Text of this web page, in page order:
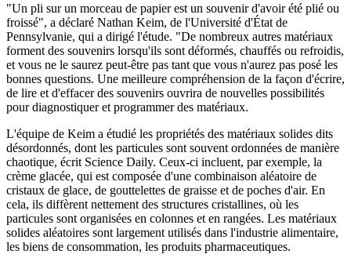
"Un pli sur un morceau de papier est un souvenir d'avoir été plié ou
froissé", a déclaré Nathan Keim, de l'Université d'État de
Pennsylvanie, qui a dirigé l'étude. "De nombreux autres matériaux
forment des souvenirs lorsqu'ils sont déformés, chauffés ou refroidis,
et vous ne le saurez peut-être pas tant que vous n'aurez pas posé les
bonnes questions. Une meilleure compréhension de la façon d'écrire,
de lire et d'effacer des souvenirs ouvrira de nouvelles possibilités
pour diagnostiquer et programmer des matériaux.
L'équipe de Keim a étudié les propriétés des matériaux solides dits
désordonnés, dont les particules sont souvent ordonnées de manière
chaotique, écrit Science Daily. Ceux-ci incluent, par exemple, la
crème glacée, qui est composée d'une combinaison aléatoire de
cristaux de glace, de gouttelettes de graisse et de poches d'air. En
cela, ils diffèrent nettement des structures cristallines, où les
particules sont organisées en colonnes et en rangées. Les matériaux
solides aléatoires sont largement utilisés dans l'industrie alimentaire,
les biens de consommation, les produits pharmaceutiques.